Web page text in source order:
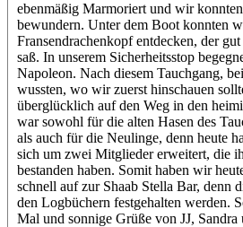
ebenmäßig Marmoriert und wir
bewundern. Unter dem Boot konnten
Fransendrachenkopf entdecken, der
saß. In unserem Sicherheitsstop
Napoleon. Nach diesem Tauchgang,
wussten, wo wir zuerst hinschauen
überglücklich auf den Weg in den
war sowohl für die alten Hasen des
als auch für die Neulinge, denn heute
sich um zwei Mitglieder erweitert, die
bestanden haben. Somit haben wir
schnell auf zur Shaab Stella Bar, denn
den Logbüchern festgehalten werden.
Mal und sonnige Grüße von JJ, Sandra